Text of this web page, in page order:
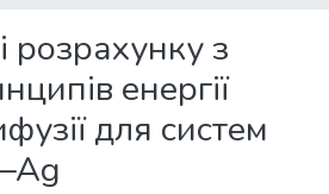
розрахунку з
енергії
для систем